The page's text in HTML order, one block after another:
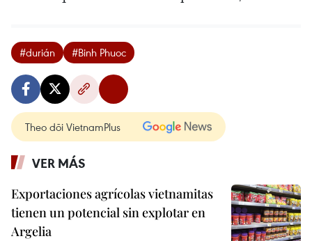
#durián #Binh Phuoc
Theo dõi VietnamPlus
VER MÁS
Exportaciones agrícolas vietnamitas
tienen un potencial sin explotar en
Argelia